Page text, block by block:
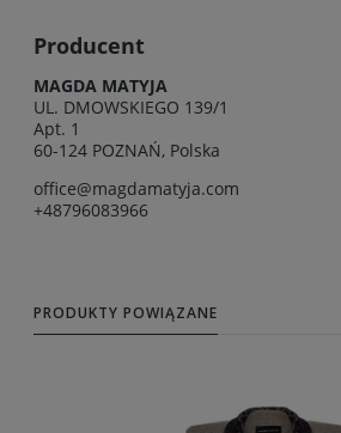
Producent
MAGDA MATYJA
UL. DMOWSKIEGO 139/1
Apt. 1
60-124 POZNAŃ, Polska
office@magdamatyja.com
+48796083966
PRODUKTY POWIĄZANE